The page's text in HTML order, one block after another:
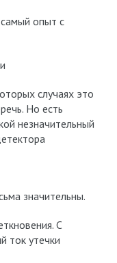
опыт с
случаях это
Но есть
незначительный
значительны.
С
ток утечки